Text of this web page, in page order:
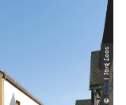
©
CC0
| Jörg Loos